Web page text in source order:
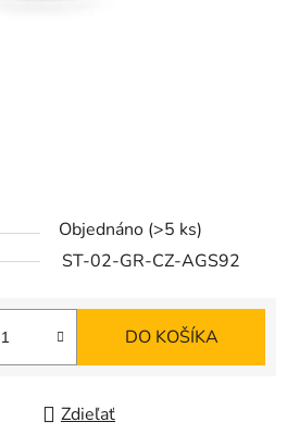
Objednáno (>5 ks)
ST-02-GR-CZ-AGS92
DO KOŠÍKA
Zdieľať